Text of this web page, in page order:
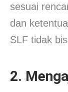
sesuai
dan
SLF tidak
2.